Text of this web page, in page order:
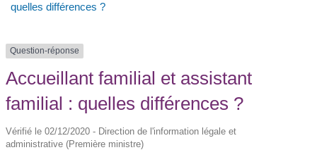
quelles différences ?
Question-réponse
Accueillant familial et assistant
familial : quelles différences ?
Vérifié le 02/12/2020 - Direction de l'information légale et
administrative (Première ministre)